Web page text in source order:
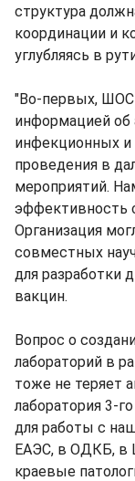
структура
координации и
углубляясь в
"Во-первых,
информацией об
инфекционных и
проведения в
мероприятий.
эффективность
Организация
совместных
для разработки
вакцин.
Вопрос о
лабораторий в
тоже не теряет
лаборатория 3-
для работы с
ЕАЭС, в ОДКБ, в
краевые